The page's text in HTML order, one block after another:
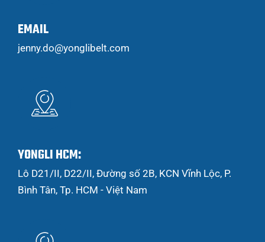
EMAIL
jenny.do@yonglibelt.com
YONGLI HCM:
Lô D21/II, D22/II, Đường số 2B, KCN Vĩnh Lộc, P.
Bình Tân, Tp. HCM - Việt Nam